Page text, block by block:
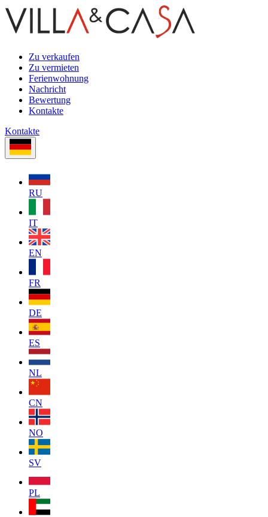
Zu verkaufen
Zu vermieten
Ferienwohnung
Nachricht
Bewertung
Kontakte
Kontakte
RU
IT
EN
FR
DE
ES
NL
CN
NO
SV
PL